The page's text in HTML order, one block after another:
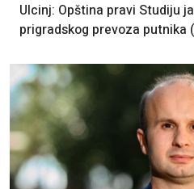
Ulcinj: Opština pravi Studiju
prigradskog prevoza putnika